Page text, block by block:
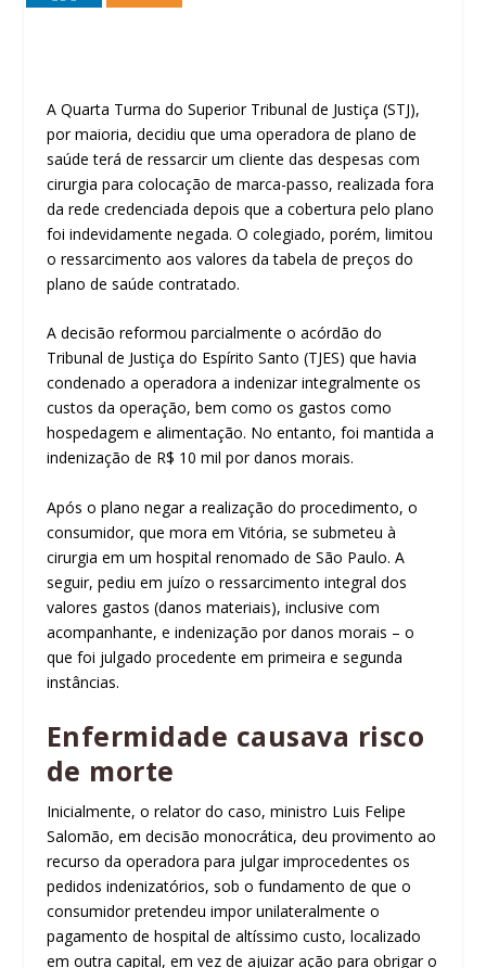
A Quarta Turma do Superior Tribunal de Justiça (STJ),
por maioria, decidiu que uma operadora de plano de
saúde terá de ressarcir um cliente das despesas com
cirurgia para colocação de marca-passo, realizada fora
da rede credenciada depois que a cobertura pelo plano
foi indevidamente negada. O colegiado, porém, limitou
o ressarcimento aos valores da tabela de preços do
plano de saúde contratado.
A decisão reformou parcialmente o acórdão do
Tribunal de Justiça do Espírito Santo (TJES) que havia
condenado a operadora a indenizar integralmente os
custos da operação, bem como os gastos como
hospedagem e alimentação. No entanto, foi mantida a
indenização de R$ 10 mil por danos morais.
Após o plano negar a realização do procedimento, o
consumidor, que mora em Vitória, se submeteu à
cirurgia em um hospital renomado de São Paulo. A
seguir, pediu em juízo o ressarcimento integral dos
valores gastos (danos materiais), inclusive com
acompanhante, e indenização por danos morais – o
que foi julgado procedente em primeira e segunda
instâncias.
Enfermidade causava risco
de morte
Inicialmente, o relator do caso, ministro Luis Felipe
Salomão, em decisão monocrática, deu provimento ao
recurso da operadora para julgar improcedentes os
pedidos indenizatórios, sob o fundamento de que o
consumidor pretendeu impor unilateralmente o
pagamento de hospital de altíssimo custo, localizado
em outra capital, em vez de ajuizar ação para obrigar o